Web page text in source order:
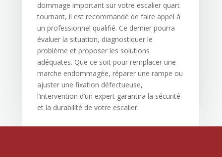
dommage important sur votre escalier quart
tournant, il est recommandé de faire appel à
un professionnel qualifié. Ce dernier pourra
évaluer la situation, diagnostiquer le
problème et proposer les solutions
adéquates. Que ce soit pour remplacer une
marche endommagée, réparer une rampe ou
ajuster une fixation défectueuse,
l’intervention d’un expert garantira la sécurité
et la durabilité de votre escalier.